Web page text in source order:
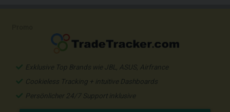
Exklusive Top Brands wie JBL, ASUS, Airfrance
Cookieless Tracking + intuitive Dashboards
Persönlicher 24/7 Support inklusive